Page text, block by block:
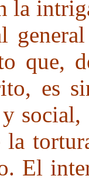
la
que,
es
social,
la
El